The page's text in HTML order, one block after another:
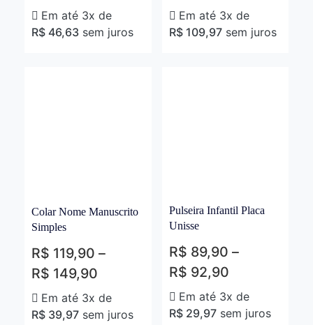
Em até 3x de
R$ 46,63 sem juros
Em até 3x de
R$109,97sem juros
Colar Nome Manuscrito
Simples
R$ 119,90 –
R$ 149,90
Em até 3x de
R$ 39,97 sem juros
Pulseira Infantil Placa
Unisse
R$ 89,90 –
R$ 92,90
Em até 3x de
R$29,97sem juros